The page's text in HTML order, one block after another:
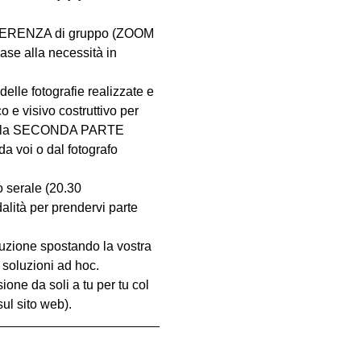
di gruppo (ZOOM
alla necessità in
fotografie realizzate e
e visivo costruttivo per
SECONDA PARTE
voi o dal fotografo
serale (20.30
per prendervi parte
spostando la vostra
ad hoc.
da soli a tu per tu col
sito web).